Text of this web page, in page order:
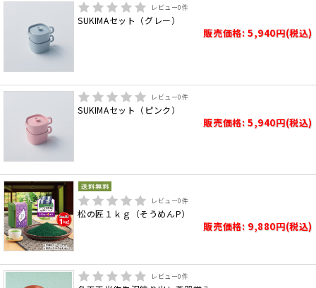
レビュー0件
SUKIMAセット（グレー）
販売価格: 5,940円(税込)
レビュー0件
SUKIMAセット（ピンク）
販売価格: 5,940円(税込)
レビュー0件
松の匠１ｋｇ（そうめんP）
販売価格: 9,880円(税込)
レビュー0件